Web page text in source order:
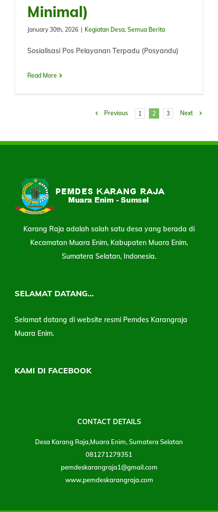
Minimal)
January 30th, 2026 Kegiatan Desa, Semua Berita
Sosialisasi Pos Pelayanan Terpadu (Posyandu)
Read More
Previous 1 2 3 Next
Karang Raja adalah salah satu desa yang berada di
Kecamatan Muara Enim, Kabupaten Muara Enim,
Sumatera Selatan, Indonesia.
SELAMAT DATANG…
Selamat datang di website resmi Pemdes Karangraja
Muara Enim.
KAMI DI FACEBOOK
CONTACT DETAILS
Desa Karang Raja,Muara Enim, Sumatera Selatan
081271279351
pemdeskarangraja1@gmail.com
www.pemdeskarangraja.com